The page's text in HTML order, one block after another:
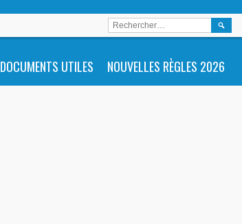
DOCUMENTS UTILES NOUVELLES RÈGLES 2026